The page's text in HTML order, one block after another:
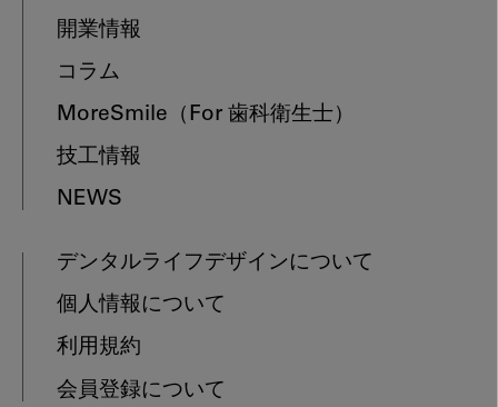
開業情報
コラム
MoreSmile （For 歯科衛生士）
技工情報
NEWS
デンタルライフデザインについて
個人情報について
利用規約
会員登録について